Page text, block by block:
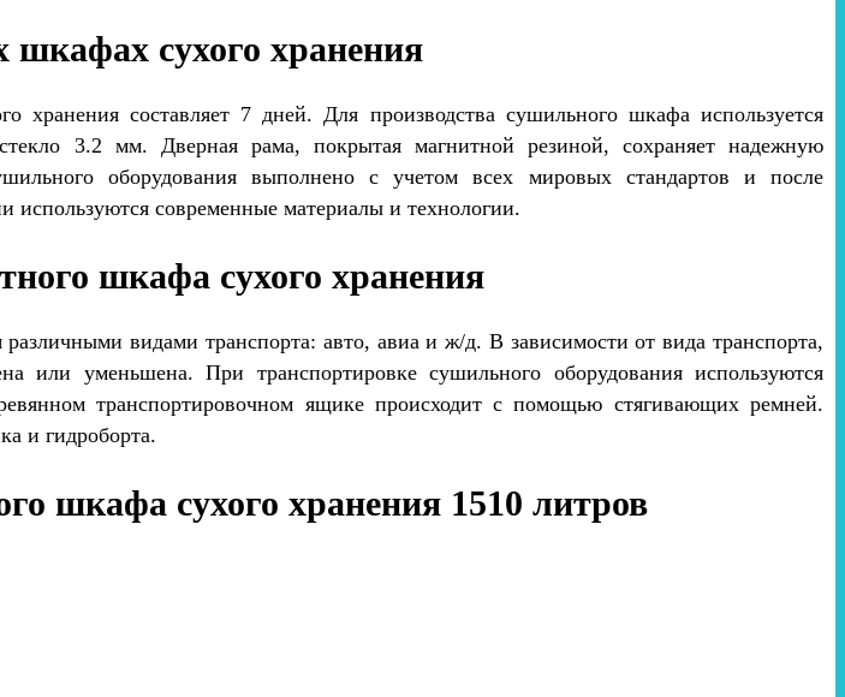
шкафах сухого хранения
хранения составляет 7 дней. Для производства сушильного шкафа используется
3.2 мм. Дверная рама, покрытая магнитной резиной, сохраняет надежную
оборудования выполнено с учетом всех мировых стандартов и после
используются современные материалы и технологии.
шкафа сухого хранения
видами транспорта: авто, авиа и ж/д. В зависимости от вида транспорта,
или уменьшена. При транспортировке сушильного оборудования используются
транспортировочном ящике происходит с помощью стягивающих ремней.
и гидроборта.
шкафа сухого хранения 1510 литров